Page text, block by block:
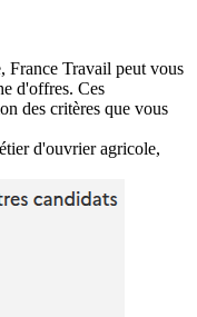
France Travail peut vous
d'offres. Ces
des critères que vous
d'ouvrier agricole,